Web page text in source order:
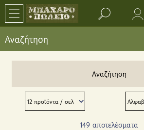
Search bar input field
Αναζήτηση
Αναζήτηση
149 αποτελέσματα